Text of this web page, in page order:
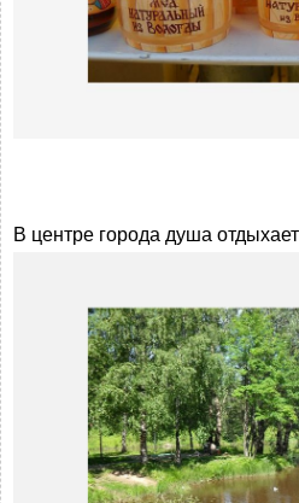
В центре города душа отдыхает